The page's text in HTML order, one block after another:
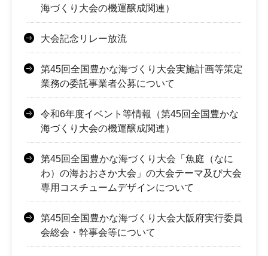
海づくり大会の機運醸成関連）
大会記念リレー放流
第45回全国豊かな海づくり大会実施計画等策定
業務の委託事業者公募について
令和6年度イベント等情報（第45回全国豊かな
海づくり大会の機運醸成関連）
第45回全国豊かな海づくり大会「魚庭（なに
わ）の海おおさか大会」の大会テーマ及び大会
専用コスチュームデザインについて
第45回全国豊かな海づくり大会大阪府実行委員
会総会・幹事会等について